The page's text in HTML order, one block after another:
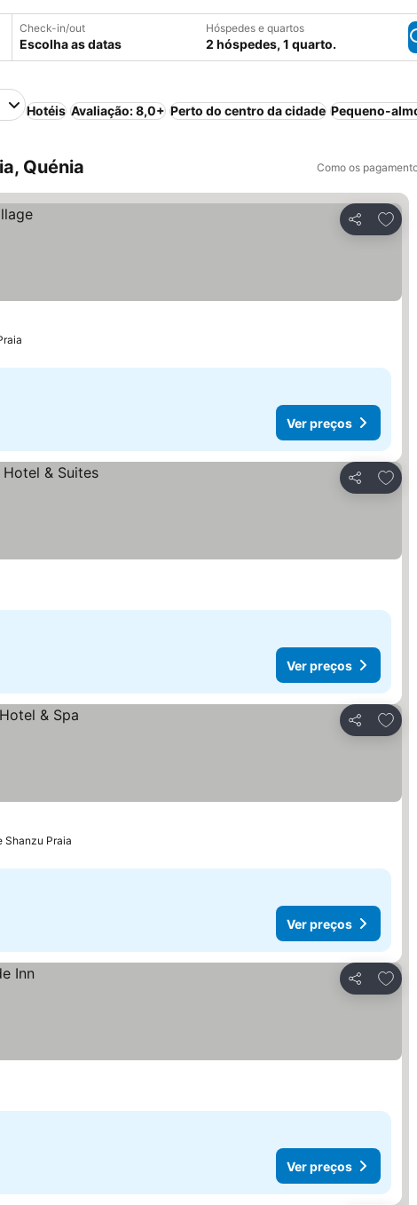
Check-in/out
Escolha as datas
Hóspedes e quartos
2 hóspedes, 1 quarto.
Hotéis Avaliação: 8,0+ Perto do centro da cidade Pequeno-
Quénia Como os
Partilhar
Ver preços
Partilhar
Ver preços
Partilhar
Shanzu Praia
Ver preços
Partilhar
Ver preços